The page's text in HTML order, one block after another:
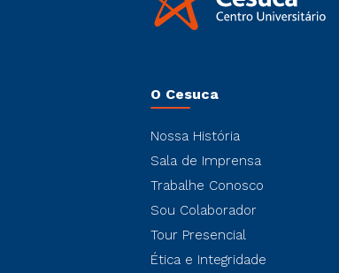
O Cesuca
Nossa História
Sala de Imprensa
Trabalhe Conosco
Sou Colaborador
Tour Presencial
Ética e Integridade